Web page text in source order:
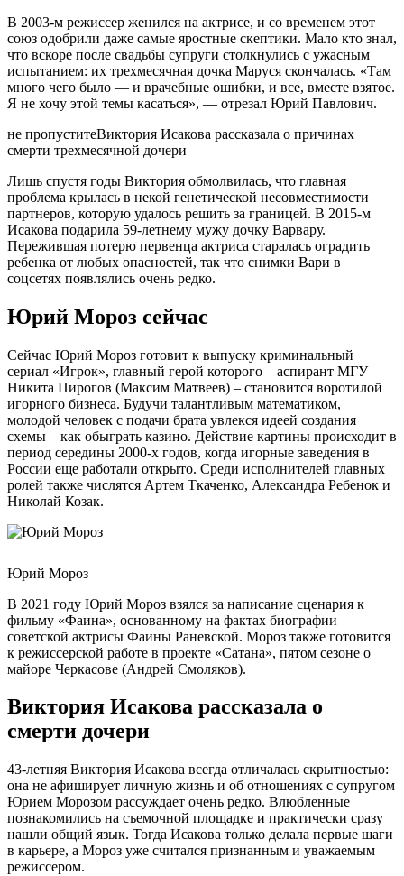
В 2003-м режиссер женился на актрисе, и со временем этот
союз одобрили даже самые яростные скептики. Мало кто знал,
что вскоре после свадьбы супруги столкнулись с ужасным
испытанием: их трехмесячная дочка Маруся скончалась. «Там
много чего было — и врачебные ошибки, и все, вместе взятое.
Я не хочу этой темы касаться», — отрезал Юрий Павлович.
не пропуститеВиктория Исакова рассказала о причинах
смерти трехмесячной дочери
Лишь спустя годы Виктория обмолвилась, что главная
проблема крылась в некой генетической несовместимости
партнеров, которую удалось решить за границей. В 2015-м
Исакова подарила 59-летнему мужу дочку Варвару.
Пережившая потерю первенца актриса старалась оградить
ребенка от любых опасностей, так что снимки Вари в
соцсетях появлялись очень редко.
Юрий Мороз сейчас
Сейчас Юрий Мороз готовит к выпуску криминальный
сериал «Игрок», главный герой которого – аспирант МГУ
Никита Пирогов (Максим Матвеев) – становится воротилой
игорного бизнеса. Будучи талантливым математиком,
молодой человек с подачи брата увлекся идеей создания
схемы – как обыграть казино. Действие картины происходит в
период середины 2000-х годов, когда игорные заведения в
России еще работали открыто. Среди исполнителей главных
ролей также числятся Артем Ткаченко, Александра Ребенок и
Николай Козак.
Юрий Мороз
В 2021 году Юрий Мороз взялся за написание сценария к
фильму «Фаина», основанному на фактах биографии
советской актрисы Фаины Раневской. Мороз также готовится
к режиссерской работе в проекте «Сатана», пятом сезоне о
майоре Черкасове (Андрей Смоляков).
Виктория Исакова рассказала о
смерти дочери
43-летняя Виктория Исакова всегда отличалась скрытностью:
она не афиширует личную жизнь и об отношениях с супругом
Юрием Морозом рассуждает очень редко. Влюбленные
познакомились на съемочной площадке и практически сразу
нашли общий язык. Тогда Исакова только делала первые шаги
в карьере, а Мороз уже считался признанным и уважаемым
режиссером.